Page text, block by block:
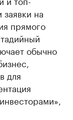
на
прямого
обычно
для